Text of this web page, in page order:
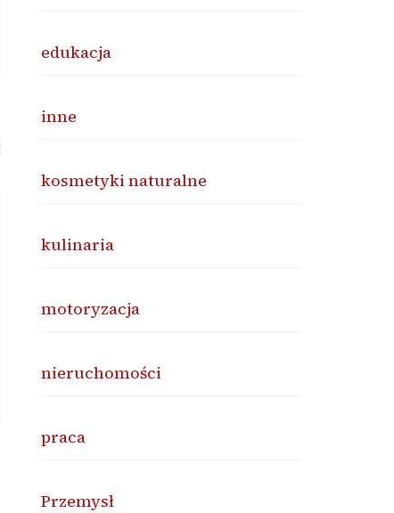
edukacja
inne
kosmetyki naturalne
kulinaria
motoryzacja
nieruchomości
praca
Przemysł